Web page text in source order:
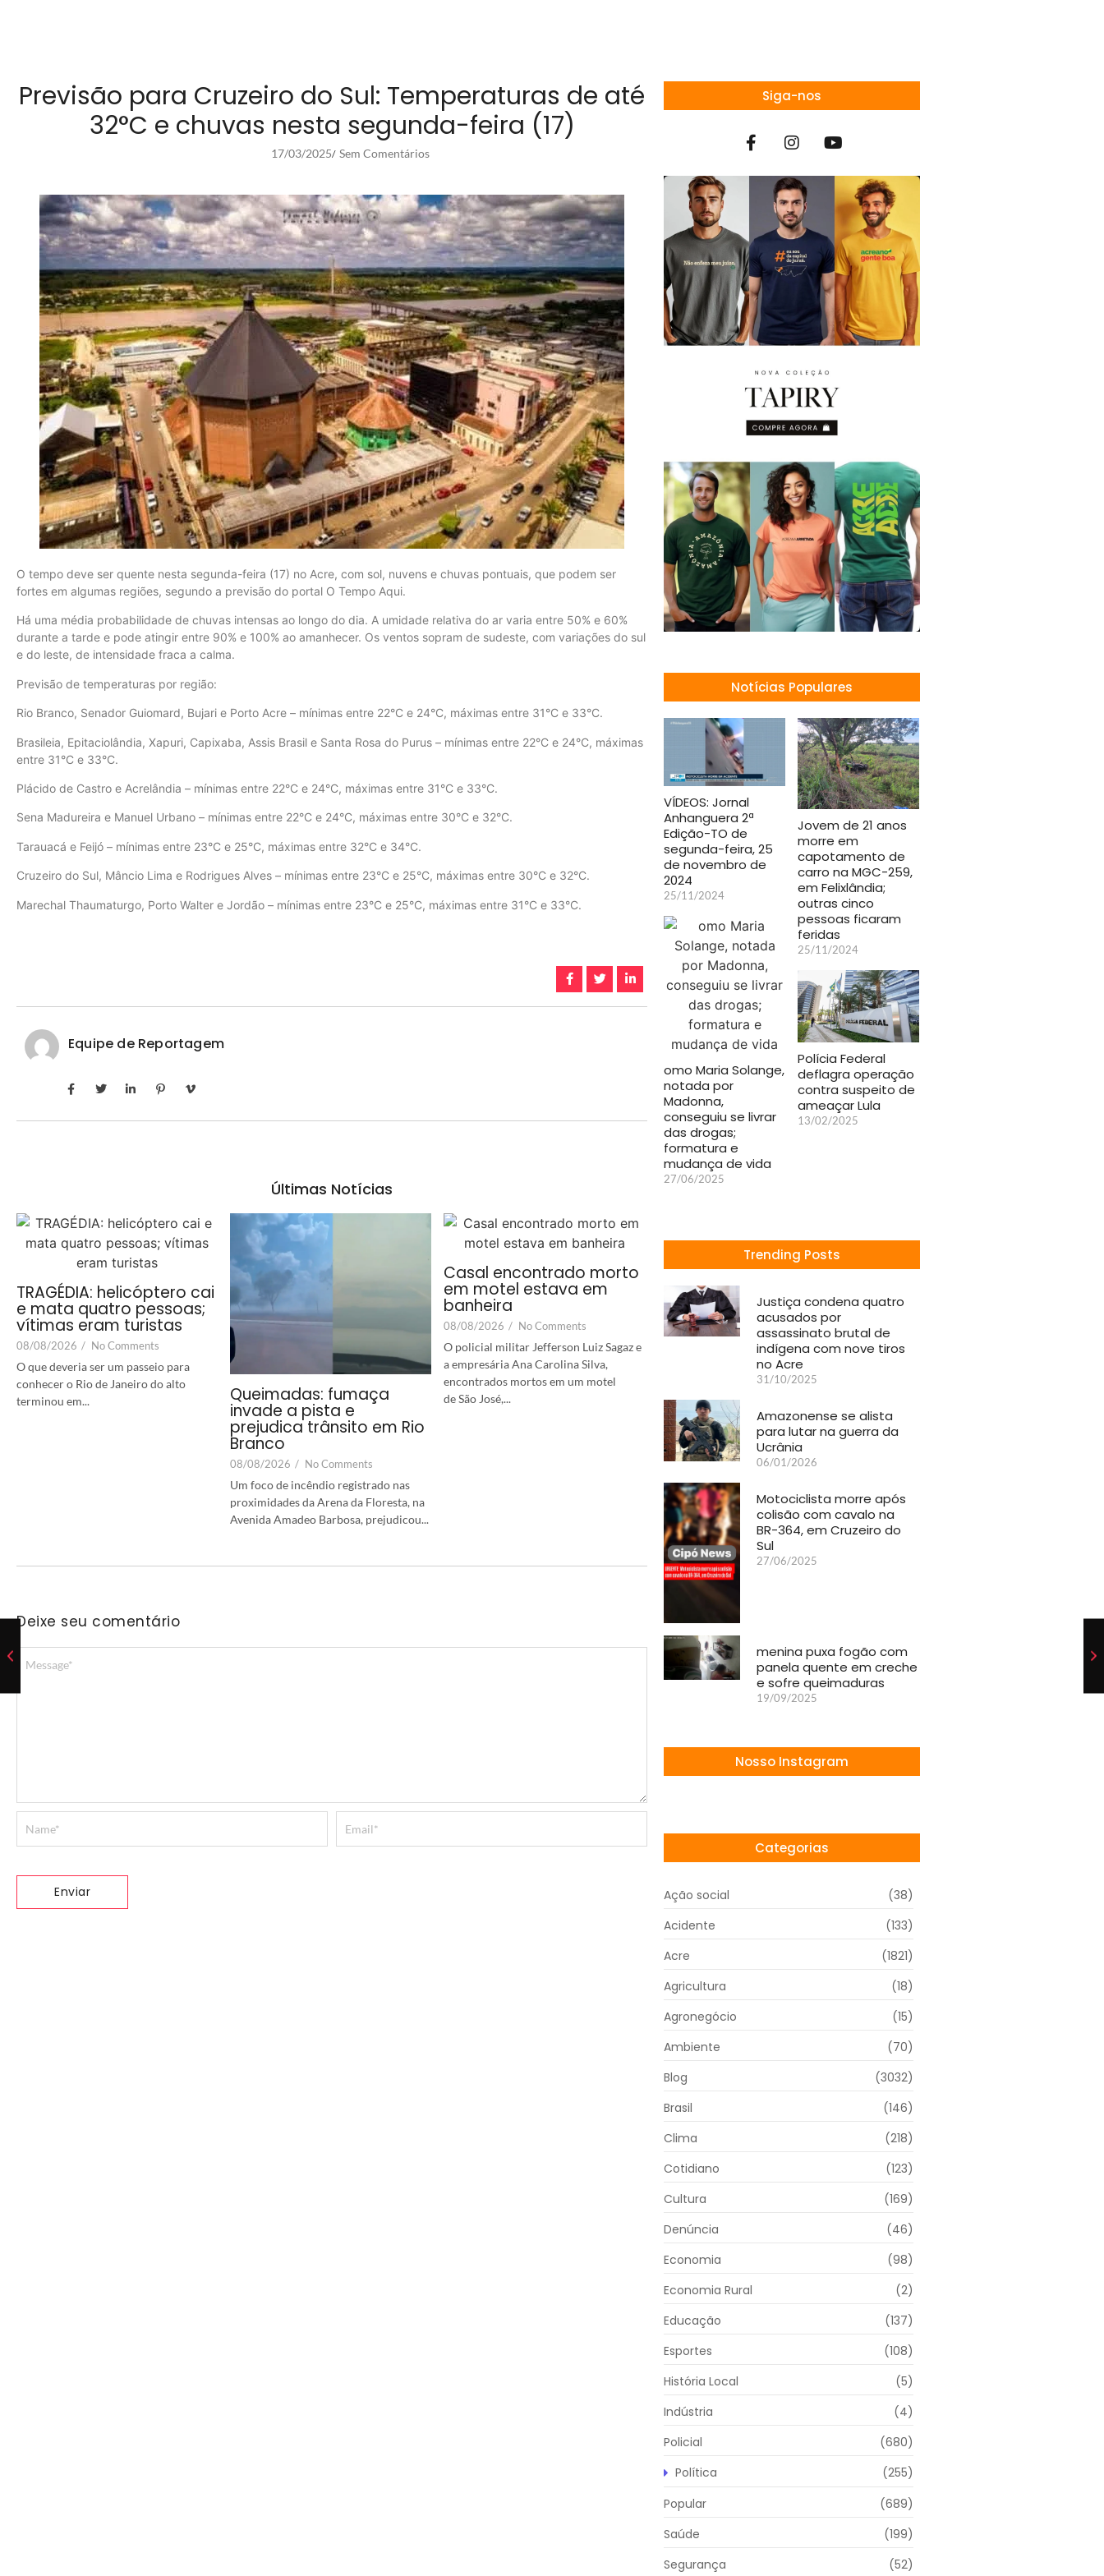
Previsão para Cruzeiro do Sul: Temperaturas de até
32°C e chuvas nesta segunda-feira (17)
17/03/2025/ Sem Comentários
O tempo deve ser quente nesta segunda-feira (17) no Acre, com sol, nuvens e chuvas pontuais, que podem ser
fortes em algumas regiões, segundo a previsão do portal O Tempo Aqui.
Há uma média probabilidade de chuvas intensas ao longo do dia. A umidade relativa do ar varia entre 50% e 60%
durante a tarde e pode atingir entre 90% e 100% ao amanhecer. Os ventos sopram de sudeste, com variações do sul
e do leste, de intensidade fraca a calma.
Previsão de temperaturas por região:
Rio Branco, Senador Guiomard, Bujari e Porto Acre – mínimas entre 22°C e 24°C, máximas entre 31°C e 33°C.
Brasileia, Epitaciolândia, Xapuri, Capixaba, Assis Brasil e Santa Rosa do Purus – mínimas entre 22°C e 24°C, máximas
entre 31°C e 33°C.
Plácido de Castro e Acrelândia – mínimas entre 22°C e 24°C, máximas entre 31°C e 33°C.
Sena Madureira e Manuel Urbano – mínimas entre 22°C e 24°C, máximas entre 30°C e 32°C.
Tarauacá e Feijó – mínimas entre 23°C e 25°C, máximas entre 32°C e 34°C.
Cruzeiro do Sul, Mâncio Lima e Rodrigues Alves – mínimas entre 23°C e 25°C, máximas entre 30°C e 32°C.
Marechal Thaumaturgo, Porto Walter e Jordão – mínimas entre 23°C e 25°C, máximas entre 31°C e 33°C.
Equipe de Reportagem
Últimas Notícias
TRAGÉDIA: helicóptero cai
e mata quatro pessoas;
vítimas eram turistas
08/08/2026 / No Comments
O que deveria ser um passeio para
conhecer o Rio de Janeiro do alto
terminou em...
Queimadas: fumaça
invade a pista e
prejudica trânsito em Rio
Branco
08/08/2026 / No Comments
Um foco de incêndio registrado nas
proximidades da Arena da Floresta, na
Avenida Amadeo Barbosa, prejudicou...
Casal encontrado morto
em motel estava em
banheira
08/08/2026 / No Comments
O policial militar Jefferson Luiz Sagaz e
a empresária Ana Carolina Silva,
encontrados mortos em um motel
de São José,...
Deixe seu comentário
Siga-nos
Notícias Populares
VÍDEOS: Jornal
Anhanguera 2ª
Edição-TO de
segunda-feira, 25
de novembro de
2024
25/11/2024
Jovem de 21 anos
morre em
capotamento de
carro na MGC-259,
em Felixlândia;
outras cinco
pessoas ficaram
feridas
25/11/2024
omo Maria Solange,
notada por
Madonna,
conseguiu se livrar
das drogas;
formatura e
mudança de vida
27/06/2025
Polícia Federal
deflagra operação
contra suspeito de
ameaçar Lula
13/02/2025
Trending Posts
Justiça condena quatro
acusados por
assassinato brutal de
indígena com nove tiros
no Acre
31/10/2025
Amazonense se alista
para lutar na guerra da
Ucrânia
06/01/2026
Motociclista morre após
colisão com cavalo na
BR-364, em Cruzeiro do
Sul
27/06/2025
menina puxa fogão com
panela quente em creche
e sofre queimaduras
19/09/2025
Nosso Instagram
Categorias
Ação social
(38)
Acidente
(133)
Acre
(1821)
Agricultura
(18)
Agronegócio
(15)
Ambiente
(70)
Blog
(3032)
Brasil
(146)
Clima
(218)
Cotidiano
(123)
Cultura
(169)
Denúncia
(46)
Economia
(98)
Economia Rural
(2)
Educação
(137)
Esportes
(108)
História Local
(5)
Indústria
(4)
Policial
(680)
Política
(255)
Popular
(689)
Saúde
(199)
Segurança
(52)